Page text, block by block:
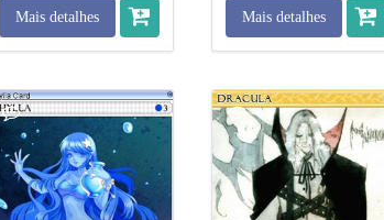
Mais detalhes Mais detalhes